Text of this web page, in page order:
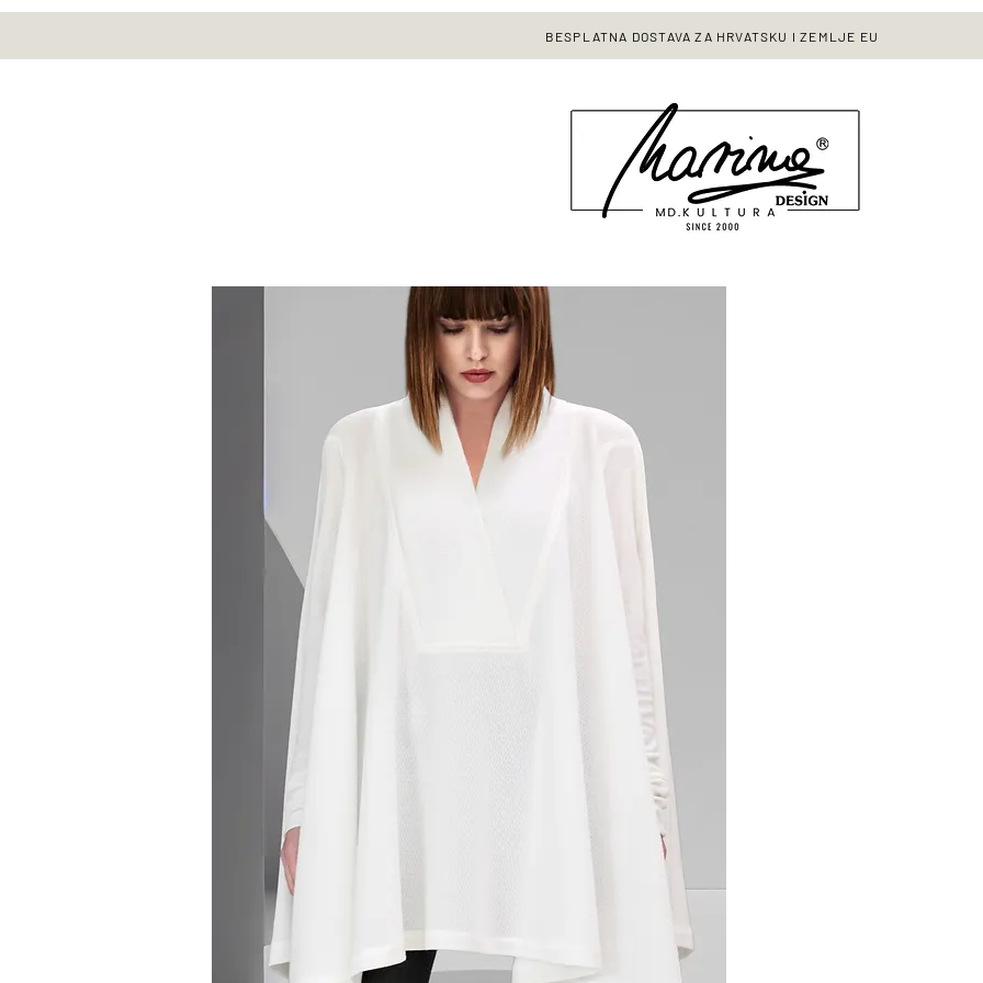
BESPLATNA DOSTAVA ZA HRVATSKU I ZEMLJE EU